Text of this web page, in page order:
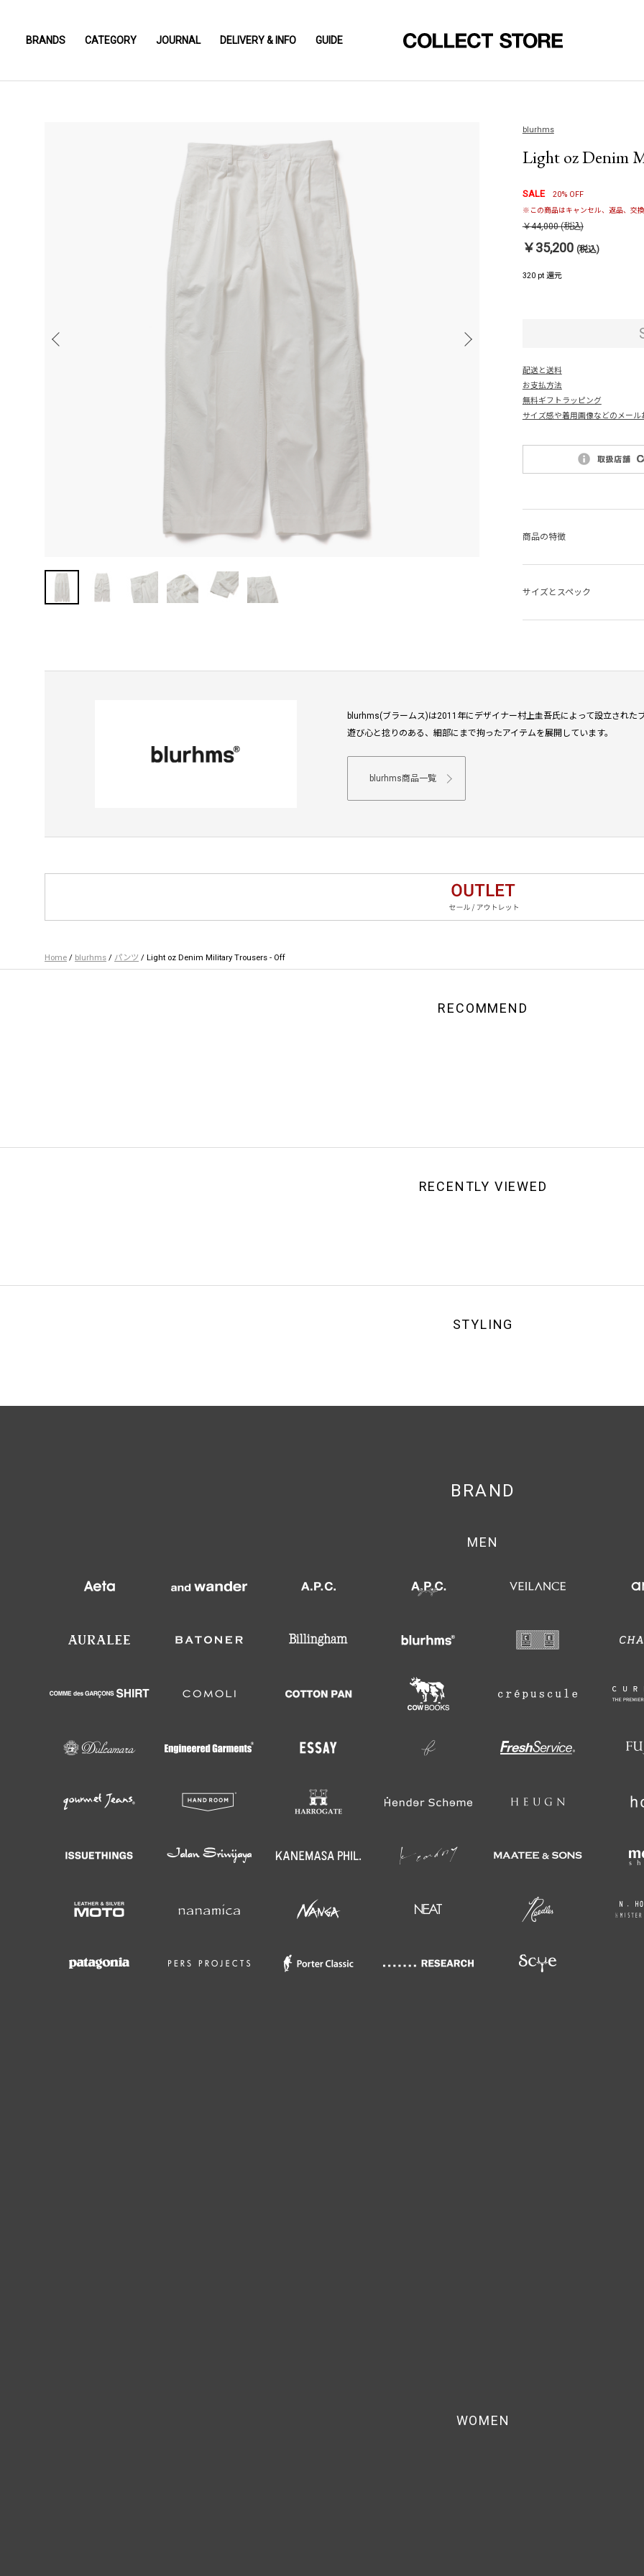
BRANDS CATEGORY JOURNAL DELIVERY & INFO GUIDE
blurhms
Light oz Denim
SALE 20% OFF
※この商品はキャンセル、返品、交
￥44,000(税込)
￥35,200 (税込)
320 pt 還元
配送と送料
お支払方法
無料ギフトラッピング
サイズ感や着用画像などのメール
商品の特徴
サイズとスペック
blurhms(ブラームス)は2011年にデザイナー村上圭吾氏によって設立され
遊び心と捻りのある、細部にまで拘ったアイテムを展開しています。
blurhms商品一覧
Home / blurhms / パンツ / Light oz Denim Military Trousers - Off
RECOMMEND
RECENTLY VIEWED
STYLING
BRAND
MEN